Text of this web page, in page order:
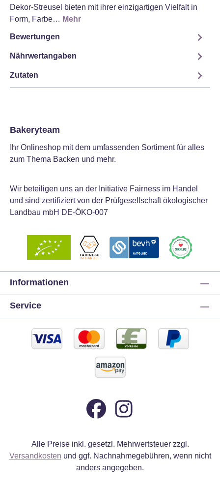
Dekor-Streusel bieten mit ihrer einzigartigen Vielfalt in
Form, Farbe… Mehr
Bewertungen
Nährwertangaben
Zutaten
Bakeryteam
Ihr Onlineshop mit dem umfassenden Sortiment für alles
zum Thema Backen und mehr.
Wir beteiligen uns an der Initiative Fairness im Handel
und sind zertifiziert von der Prüfgesellschaft ökologischer
Landbau mbH DE-ÖKO-007
Informationen
Service
Alle Preise inkl. gesetzl. Mehrwertsteuer zzgl.
Versandkosten und ggf. Nachnahmegebühren, wenn nicht
anders angegeben.